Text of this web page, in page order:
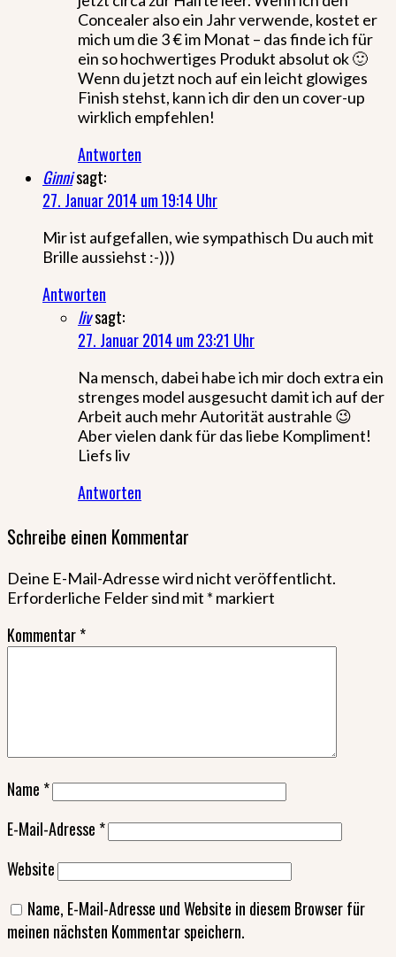
Concealer also ein Jahr verwende, kostet er
mich um die 3 € im Monat – das finde ich für
ein so hochwertiges Produkt absolut ok 🙂
Wenn du jetzt noch auf ein leicht glowiges
Finish stehst, kann ich dir den un cover-up
wirklich empfehlen!
Antworten
Ginnisagt:
27. Januar 2014 um 19:14 Uhr
Mir ist aufgefallen, wie sympathisch Du auch mit
Brille aussiehst :-)))
Antworten
livsagt:
27. Januar 2014 um 23:21 Uhr
Na mensch, dabei habe ich mir doch extra ein
strenges model ausgesucht damit ich auf der
Arbeit auch mehr Autorität austrahle 😉
Aber vielen dank für das liebe Kompliment!
Liefs liv
Antworten
Schreibe einen Kommentar
Deine E-Mail-Adresse wird nicht veröffentlicht.
Erforderliche Felder sind mit * markiert
Kommentar*
Name *
E-Mail-Adresse *
Website
Name, E-Mail-Adresse und Website in diesem Browser für
meinen nächsten Kommentar speichern.